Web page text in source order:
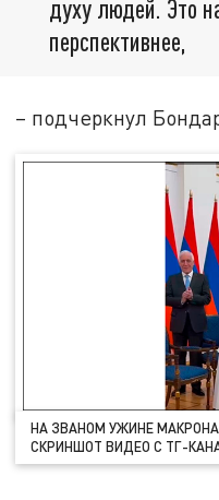
духу людей. Это
перспективнее,
– подчеркнул
НА ЗВАНОМ УЖИНЕ
СКРИНШОТ ВИДЕО С ТГ-